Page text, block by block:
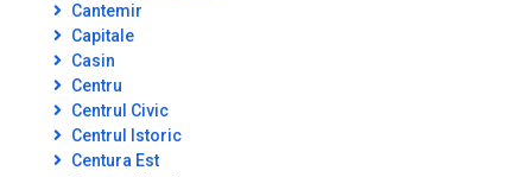
Cantemir
Capitale
Casin
Centru
Centrul Civic
Centrul Istoric
Centura Est